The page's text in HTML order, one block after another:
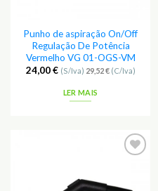
Punho de aspiração On/Off
Regulação De Potência
Vermelho VG 01-OGS-VM
24,00€ (S/Iva) 29,52€(C/Iva)
LER MAIS